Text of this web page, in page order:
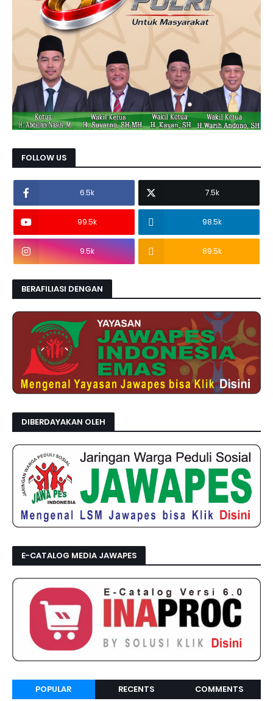
FOLLOW US
6.5k 7.5k
99.5k 98.5k
9.5k 89.5k
BERAFILIASI DENGAN
DIBERDAYAKAN OLEH
E-CATALOG MEDIA JAWAPES
POPULAR RECENTS COMMENTS